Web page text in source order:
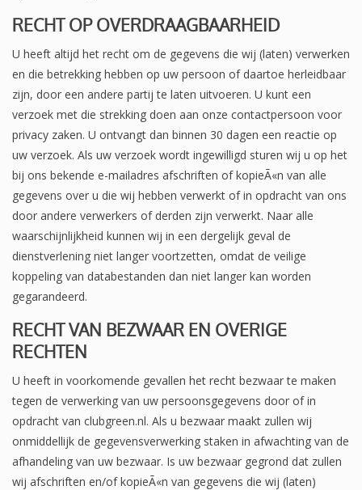
RECHT OP OVERDRAAGBAARHEID
U heeft altijd het recht om de gegevens die wij (laten) verwerken
en die betrekking hebben op uw persoon of daartoe herleidbaar
zijn, door een andere partij te laten uitvoeren. U kunt een
verzoek met die strekking doen aan onze contactpersoon voor
privacy zaken. U ontvangt dan binnen 30 dagen een reactie op
uw verzoek. Als uw verzoek wordt ingewilligd sturen wij u op het
bij ons bekende e-mailadres afschriften of kopieÃ«n van alle
gegevens over u die wij hebben verwerkt of in opdracht van ons
door andere verwerkers of derden zijn verwerkt. Naar alle
waarschijnlijkheid kunnen wij in een dergelijk geval de
dienstverlening niet langer voortzetten, omdat de veilige
koppeling van databestanden dan niet langer kan worden
gegarandeerd.
RECHT VAN BEZWAAR EN OVERIGE
RECHTEN
U heeft in voorkomende gevallen het recht bezwaar te maken
tegen de verwerking van uw persoonsgegevens door of in
opdracht van clubgreen.nl. Als u bezwaar maakt zullen wij
onmiddellijk de gegevensverwerking staken in afwachting van de
afhandeling van uw bezwaar. Is uw bezwaar gegrond dat zullen
wij afschriften en/of kopieÃ«n van gegevens die wij (laten)